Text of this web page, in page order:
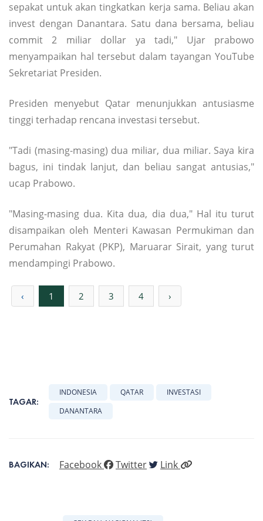
sepakat untuk akan tingkatkan kerja sama. Beliau akan
invest dengan Danantara. Satu dana bersama, beliau
commit 2 miliar dollar ya tadi," Ujar prabowo
menyampaikan hal tersebut dalam tayangan YouTube
Sekretariat Presiden.
Presiden menyebut Qatar menunjukkan antusiasme
tinggi terhadap rencana investasi tersebut.
"Tadi (masing-masing) dua miliar, dua miliar. Saya kira
bagus, ini tindak lanjut, dan beliau sangat antusias,"
ucap Prabowo.
"Masing-masing dua. Kita dua, dia dua," Hal itu turut
disampaikan oleh Menteri Kawasan Permukiman dan
Perumahan Rakyat (PKP), Maruarar Sirait, yang turut
mendampingi Prabowo.
‹ 1 2 3 4 ›
TAGAR:
INDONESIA QATAR
INVESTASI
DANANTARA
BAGIKAN: Facebook Twitter Link